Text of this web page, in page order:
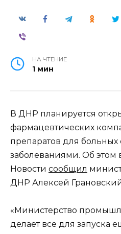
НА ЧТЕНИЕ
1 мин
В ДНР планируется
фармацевтических
препаратов для
заболеваниями. Об
Новости сообщил
ДНР Алексей
«Министерство
делает все для запуска